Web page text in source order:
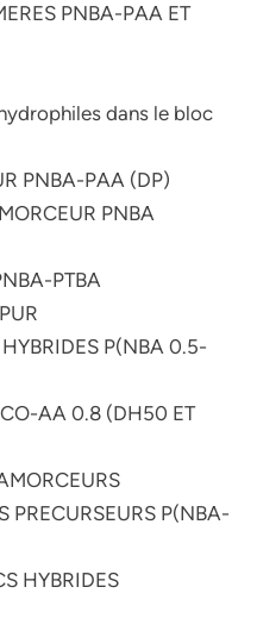
PNBA-PAA ET
dans le bloc
PNBA-PAA (DP)
PNBA
PTBA
P(NBA 0.5-
AA 0.8 (DH50 ET
PRECURSEURS P(NBA-
HYBRIDES